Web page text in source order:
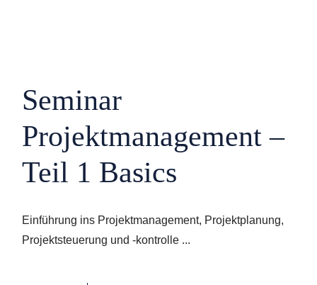
Seminar
Projektmanagement –
Teil 1 Basics
Einführung ins Projektmanagement, Projektplanung,
Projektsteuerung und -kontrolle ...